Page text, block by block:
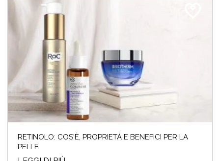
RETINOLO: COS'È, PROPRIETÀ E BENEFICI PER LA
PELLE